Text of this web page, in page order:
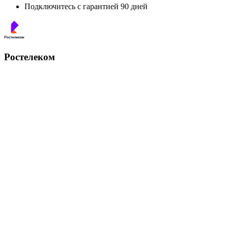
Подключитесь с гарантией 90 дней
Ростелеком